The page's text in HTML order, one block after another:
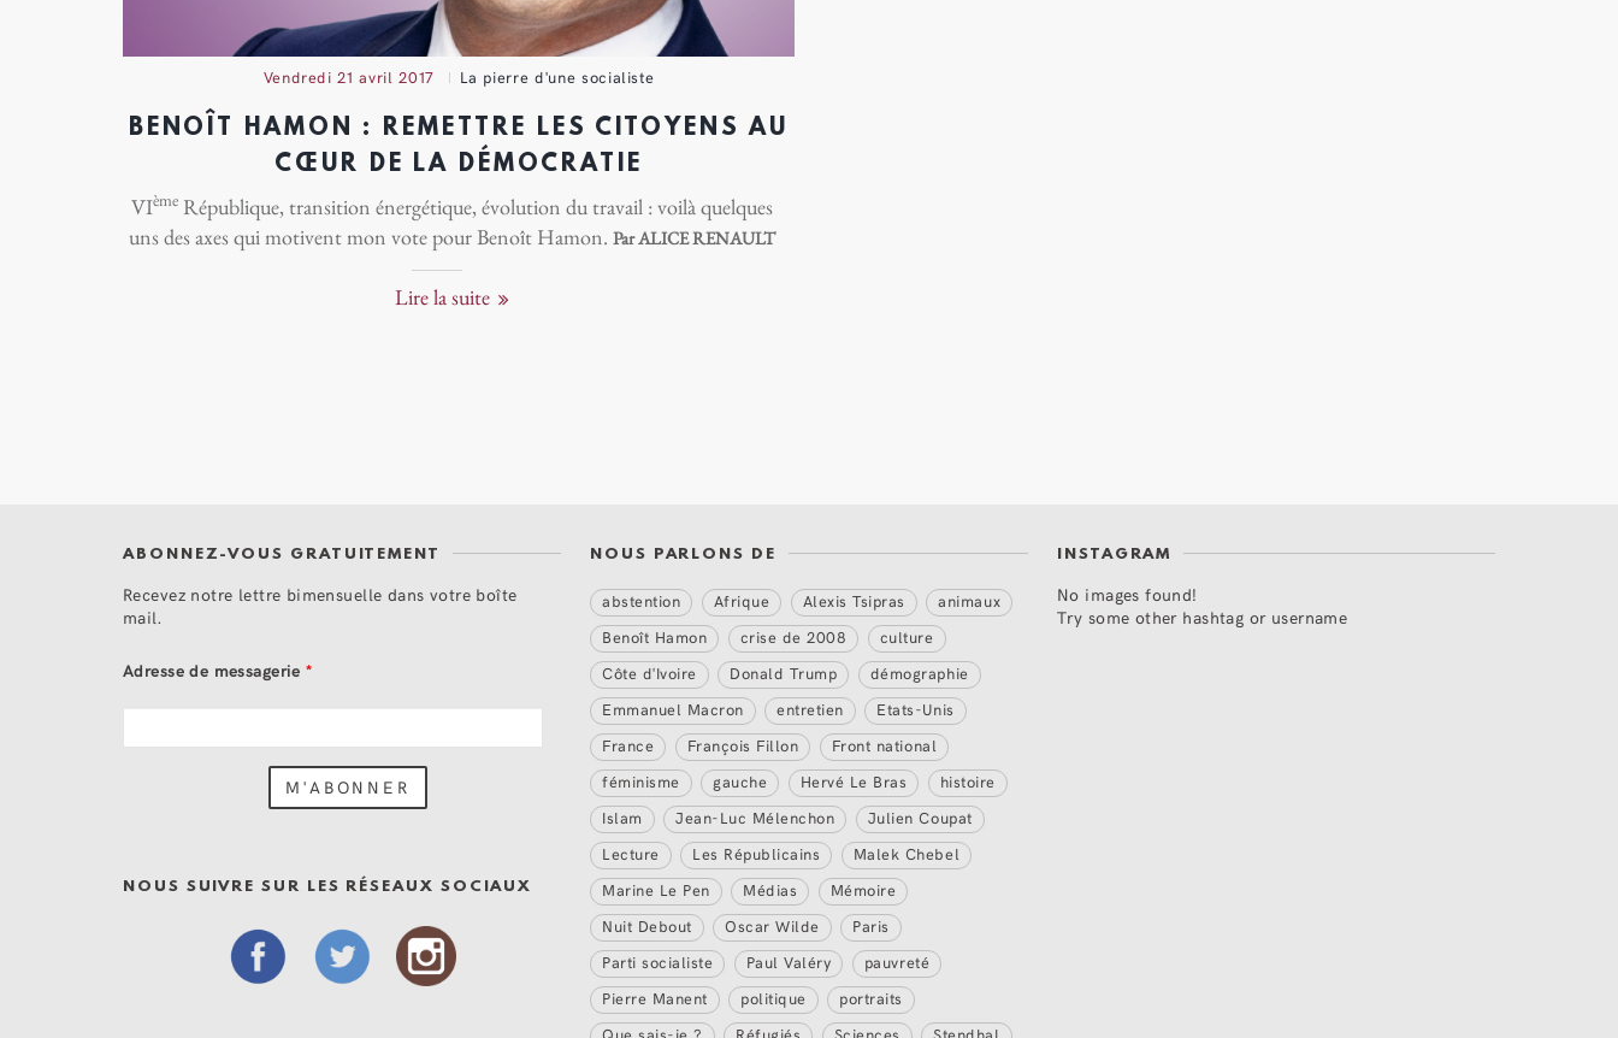
vendredi 21 avril 2017 La pierre d'une socialiste
BENOÎT HAMON : REMETTRE LES CITOYENS AU
CŒUR DE LA DÉMOCRATIE
VIèmeRépublique, transition énergétique, évolution du travail : voilà quelques
uns des axes qui motivent mon vote pour Benoît Hamon. Par ALICE RENAULT
Lire la suite
ABONNEZ-VOUS GRATUITEMENT
Recevez notre lettre bimensuelle dans votre boîte
mail.
Adresse de messagerie*
NOUS SUIVRE SUR LES RÉSEAUX SOCIAUX
NOUS PARLONS DE
abstention Afrique Alexis Tsipras
animaux
Benoît Hamon
crise de 2008
culture
Côte d'Ivoire
Donald Trump
démographie
Emmanuel Macron
entretien
Etats-Unis
France
François Fillon
Front national
féminisme
gauche Hervé Le Bras
histoire
Islam
Jean-Luc Mélenchon
Julien Coupat
Lecture
Les Républicains
Malek Chebel
Marine Le Pen
Médias
Mémoire
Nuit Debout
Oscar Wilde
Paris
Parti socialiste
Paul Valéry
pauvreté
Pierre Manent
politique
portraits
INSTAGRAM
No images found!
Try some other hashtag or username